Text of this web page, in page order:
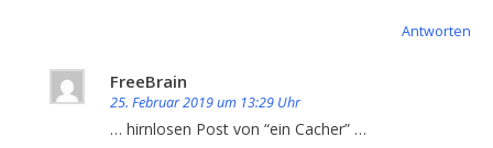
Antworten
FreeBrain
25. Februar 2019 um 13:29 Uhr
… hirnlosen Post von “ein Cacher” …